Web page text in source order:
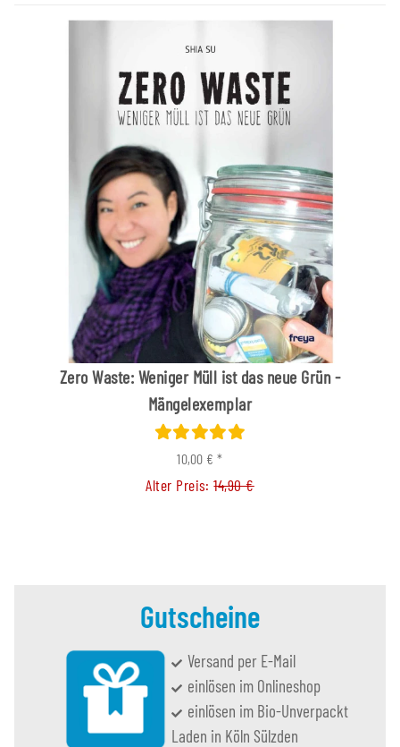
Zero Waste: Weniger Müll ist das neue Grün -
Mängelexemplar
10,00 €*
Alter Preis:14,90 €
Gutscheine
Versand per E-Mail
einlösen im Onlineshop
einlösen im Bio-Unverpackt
Laden in Köln Sülzden